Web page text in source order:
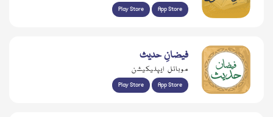
Play Store App Store
فیضانِ حدیث
موبائل ایپلیکیشن
Play Store App Store